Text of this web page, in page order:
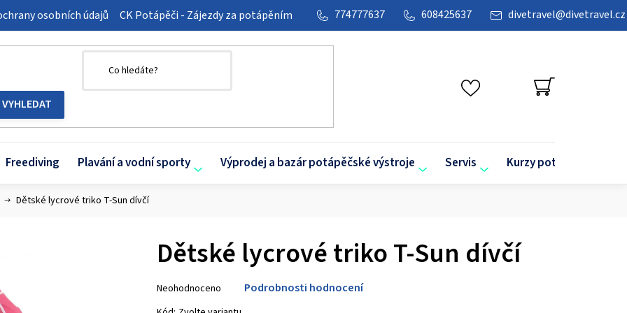
osobních údajů CK Potápěči - Zájezdy za potápěním divetravel@divetravel.cz
608425637
774777637
NÁKUPNÍ
KOŠÍK
Freediving Plavání a vodní sporty Výprodej a bazár potápěčské výstroje Servis Kurzy potápění
Dětské lycrové triko T-Sun dívčí
Dětské lycrové triko T-Sun dívčí
hodnocení
Neohodnoceno Podrobnosti hodnocení